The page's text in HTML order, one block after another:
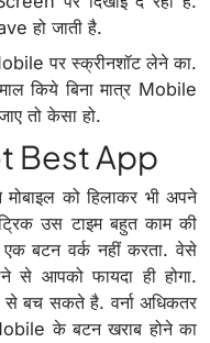
हो जाती है.
पर स्क्रीनशॉट लेने का.
किये बिना मात्र Mobile
तो केसा हो.
Best App
को हिलाकर भी अपने
उस टाइम बहुत काम की
बटन वर्क नहीं करता. वेसे
आपको फायदा ही होगा.
बच सकते है. वर्ना अधिकतर
के बटन खराब होने का